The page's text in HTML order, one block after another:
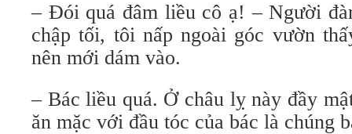
– Đói quá đâm liều cô ạ! – Người
chập tối, tôi nấp ngoài góc vườn
nên mới dám vào.
– Bác liều quá. Ở châu lỵ này đầy
ăn mặc với đầu tóc của bác là chúng